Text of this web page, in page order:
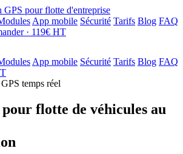
App mobile Sécurité Tarifs Blog FAQ
· 119€ HT
App mobile Sécurité Tarifs Blog FAQ
temps réel
flotte de véhicules au